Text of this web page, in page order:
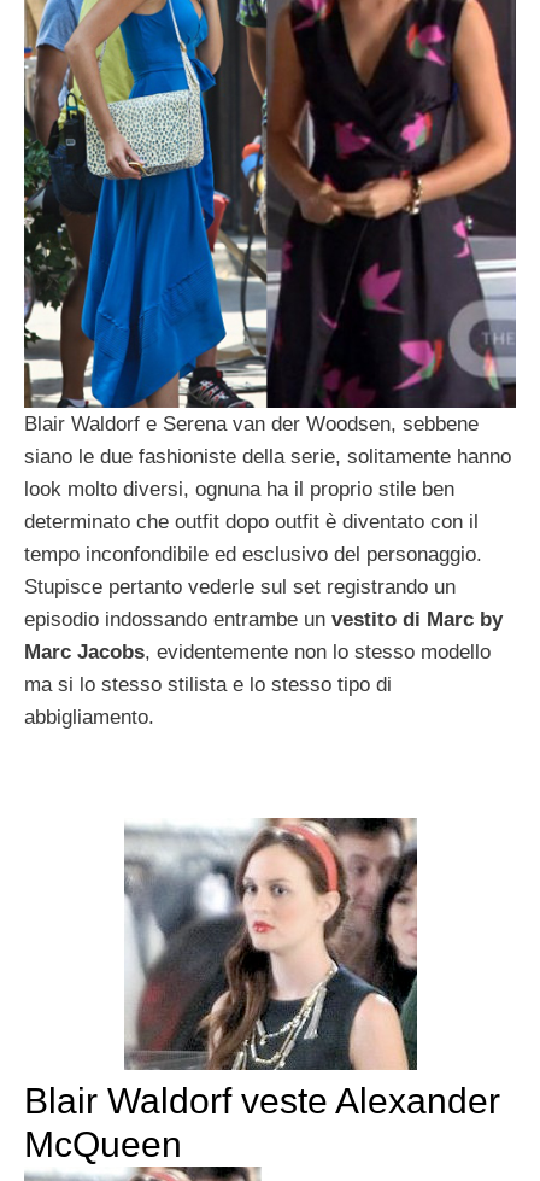
Blair Waldorf e Serena van der Woodsen, sebbene
siano le due fashioniste della serie, solitamente hanno
look molto diversi, ognuna ha il proprio stile ben
determinato che outfit dopo outfit è diventato con il
tempo inconfondibile ed esclusivo del personaggio.
Stupisce pertanto vederle sul set registrando un
episodio indossando entrambe un vestito di Marc by
Marc Jacobs, evidentemente non lo stesso modello
ma si lo stesso stilista e lo stesso tipo di
abbigliamento.
Blair Waldorf veste Alexander
McQueen